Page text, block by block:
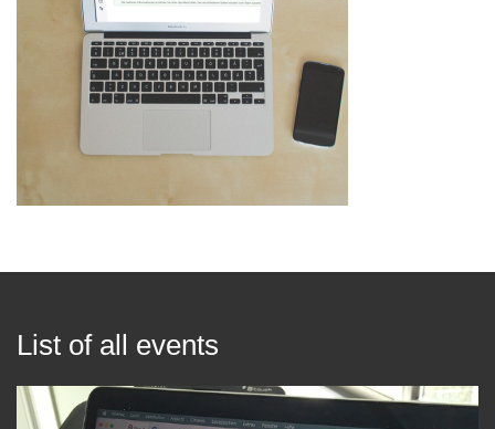
List of all events